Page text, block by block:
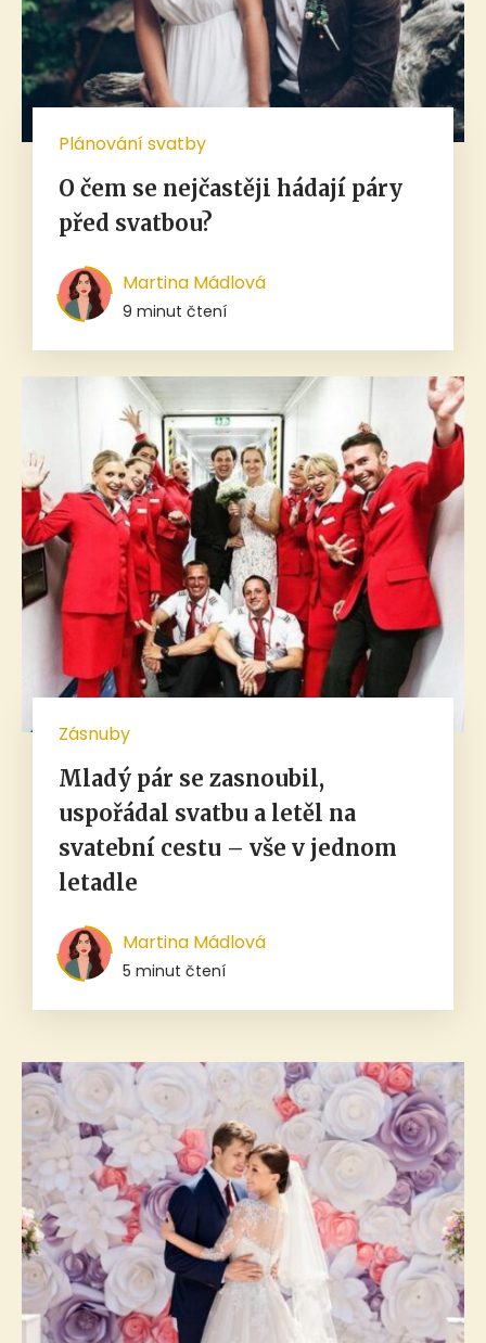
Plánování svatby
O čem se nejčastěji hádají páry
před svatbou?
Martina Mádlová
9 minut čtení
Zásnuby
Mladý pár se zasnoubil,
uspořádal svatbu a letěl na
svatební cestu – vše v jednom
letadle
Martina Mádlová
5 minut čtení